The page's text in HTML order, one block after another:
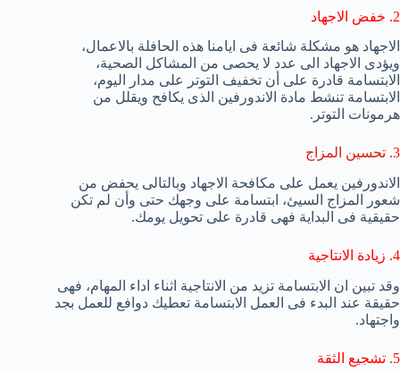
2. خفض الاجهاد
الاجهاد هو مشكلة شائعة فى ايامنا هذه الحافلة بالاعمال،
ويؤدى الاجهاد الى عدد لا يحصى من المشاكل الصحية،
الابتسامة قادرة على أن تخفيف التوتر على مدار اليوم،
الابتسامة تنشط مادة الاندورفين الذى يكافح ويقلل من
هرمونات التوتر.
3. تحسين المزاج
الاندورفين يعمل على مكافحة الاجهاد وبالتالى يحفض من
شعور المزاج السيئ، ابتسامة على وجهك حتى وأن لم تكن
حقيقية فى البداية فهى قادرة على تحويل يومك.
4. زيادة الانتاجية
وقد تبين ان الابتسامة تزيد من الانتاجية اثناء اداء المهام، فهى
حقيقة عند البدء فى العمل الابتسامة تعطيك دوافع للعمل بجد
واجتهاد.
5. تشجيع الثقة